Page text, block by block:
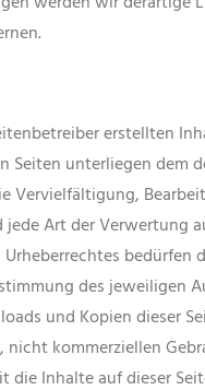
erstellten
Seiten unterliegen dem
Vervielfältigung,
Art der Verwertung
Urheberrechtes bedürfen
des jeweiligen
und Kopien dieser
nicht kommerziellen
die Inhalte auf dieser